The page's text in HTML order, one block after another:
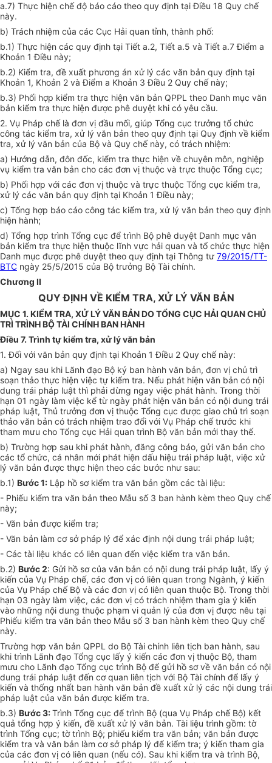
a.7) Thực hiện chế độ báo cáo theo quy định tại Điều 18 Quy chế
này.
b) Trách nhiệm của các Cục Hải quan tỉnh, thành phố:
b.1) Thực hiện các quy định tại Tiết a.2, Tiết a.5 và Tiết a.7 Điểm a
Khoản 1 Điều này;
b.2) Kiểm tra, đề xuất phương án xử lý các văn bản quy định tại
Khoản 1, Khoản 2 và Điểm a Khoản 3 Điều 2 Quy chếnày;
b.3) Phối hợp kiểm tra thực hiện văn bản QPPL theo Danh mục văn
bản kiểm tra thực hiện được phê duyệt khi có yêu cầu.
2. Vụ Pháp chế là đơn vị đầu mối, giúp Tổng cục trưởng tổ chức
công tác kiểm tra, xử lý văn bản theo quy định tại Quy định về kiểm
tra, xử lý văn bản của Bộ và Quy chế này, có trách nhiệm:
a) Hướng dẫn, đôn đốc, kiểm tra thực hiện về chuyên môn, nghiệp
vụ kiểm tra văn bản cho các đơn vị thuộc và trực thuộc Tổng cục;
b) Phối hợp với các đơn vị thuộc và trực thuộc Tổng cục kiểm tra,
xử lý các văn bản quy định tại Khoản 1 Điều này;
c) Tổng hợp báo cáo công tác kiểm tra, xử lý văn bản theo quy định
hiện hành;
d) Tổng hợp trình Tổng cục để trình Bộ phê duyệt Danh mục văn
bản kiểm tra thực hiện thuộc lĩnh vực hải quan và tổ chức thực hiện
Danh mục được phê duyệt theo quy định tại Thông tư 79/2015/TT-
BTC ngày 25/5/2015 của Bộ trưởng Bộ Tài chính.
Chương II
QUY ĐỊNH VỀ KIỂM TRA, XỬ LÝ VĂN BẢN
MỤC 1. KIỂM TRA, XỬ LÝ VĂN BẢN DO TỔNG CỤC HẢI QUAN CHỦ
TRÌ TRÌNH BỘ TÀI CHÍNH BAN HÀNH
Điều 7. Trình tự kiểm tra, xử lý văn bản
1. Đối với văn bản quy định tại Khoản 1 Điều 2 Quy chế này:
a) Ngay sau khi Lãnh đạo Bộ ký ban hành văn bản, đơn vị chủ trì
soạn thảo thực hiện việc tự kiểm tra. Nếu phát hiện văn bản có nội
dung trái pháp luật thì phải dừng ngay việc phát hành. Trong thời
hạn 01 ngày làm việc kể từ ngày phát hiện văn bản có nội dung trái
pháp luật, Thủ trưởng đơn vị thuộc Tổng cục được giao chủ trì soạn
thảo văn bản có trách nhiệm trao đổi với Vụ Pháp chế trước khi
tham mưu cho Tổng cục Hải quan trình Bộ văn bản mới thay thế.
b) Trường hợp sau khi phát hành, đăng công báo, gửi văn bản cho
các tổ chức, cá nhân mới phát hiện dấu hiệu trái pháp luật, việc xử
lý văn bản được thực hiện theo các bước như sau:
b.1) Bước 1: Lập hồ sơ kiểm tra văn bản gồm các tài liệu:
- Phiếu kiểm tra văn bản theo Mẫu số 3 ban hành kèm theo Quy chế
này;
- Văn bản được kiểm tra;
- Văn bản làm cơ sởpháp lý để xác định nội dung trái pháp luật;
- Các tài liệu khác có liên quan đến việc kiểm tra văn bản.
b.2) Bước 2: Gửi hồ sơ của văn bản có nội dung trái pháp luật, lấy ý
kiến của Vụ Pháp chế, các đơn vị có liên quan trong Ngành, ý kiến
của Vụ Pháp chế Bộ và các đơn vị có liên quan thuộc Bộ. Trong thời
hạn 03 ngày làm việc, các đơn vị có trách nhiệm tham gia ý kiến
vào những nội dung thuộc phạm vi quản lý của đơn vị được nêu tại
Phiếu kiểm tra văn bản theo Mẫu số 3 ban hành kèm theo Quy chế
này.
Trường hợp văn bản QPPL do Bộ Tài chính liên tịch ban hành, sau
khi trình Lãnh đạo Tổng cục lấy ý kiến các đơn vị thuộc Bộ, tham
mưu cho Lãnh đạo Tổng cục trình Bộ để gửi hồ sơ về văn bản có nội
dung trái pháp luật đến cơ quan liên tịch với Bộ Tài chính để lấy ý
kiến và thống nhất ban hành văn bản đề xuất xử lý các nội dung trái
pháp luật của văn bản được kiểm tra.
b.3) Bước 3:Trình Tổng cục để trình Bộ (qua Vụ Pháp chế Bộ) kết
quả tổng hợp ý kiến, đề xuất xử lý văn bản. Tài liệu trình gồm: tờ
trình Tổng cục; tờ trình Bộ; phiếu kiểm tra văn bản; văn bản được
kiểm tra và văn bản làm cơ sở pháp lý để kiểm tra; ý kiến tham gia
của các đơn vị có liên quan (nếu có). Sau khi kiểm tra và trình Bộ,